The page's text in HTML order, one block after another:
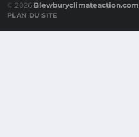
© 2026 Blewburyclimateaction.com
PLAN DU SITE